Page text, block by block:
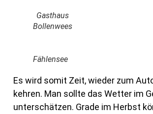
Gasthaus
Bollenwees
Fählensee
Es wird somit Zeit, wieder zum
kehren. Man sollte das Wetter im
unterschätzen. Grade im Herbst